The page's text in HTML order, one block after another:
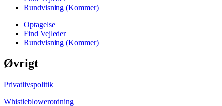
Rundvisning (Kommer)
Optagelse
Find Vejleder
Rundvisning (Kommer)
Øvrigt
Privatlivspolitik
Whistleblowerordning